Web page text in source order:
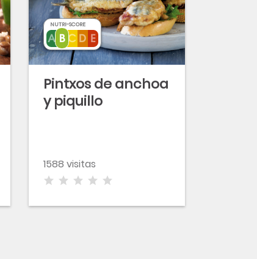
Pintxos de anchoa
y piquillo
1588 visitas
NUTRI-SCORE